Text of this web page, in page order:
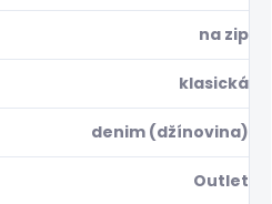
na zip
klasická
denim (džínovina)
Outlet